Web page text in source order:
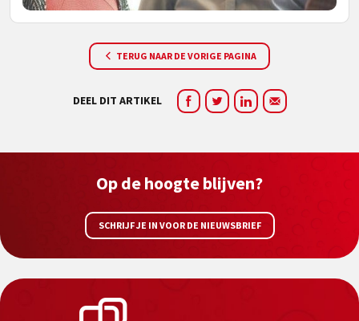
TERUG NAAR DE VORIGE PAGINA
DEEL DIT ARTIKEL
Op de hoogte blijven?
SCHRIJF JE IN VOOR DE NIEUWSBRIEF